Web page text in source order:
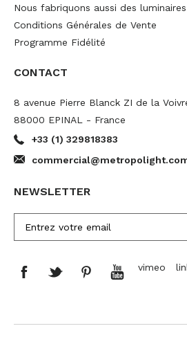
Nous fabriquons aussi des
Conditions Générales de Vente
Programme Fidélité
CONTACT
8 avenue Pierre Blanck ZI de la
88000 EPINAL - France
+33 (1) 329818383
NEWSLETTER
vimeo